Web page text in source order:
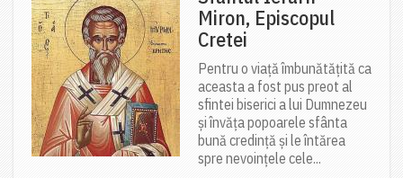
Miron, Episcopul
Cretei
Pentru o viață îmbunătățită ca
aceasta a fost pus preot al
sfintei biserici a lui Dumnezeu
și învăța popoarele sfânta
bună credință și le întărea
spre nevoințele cele...